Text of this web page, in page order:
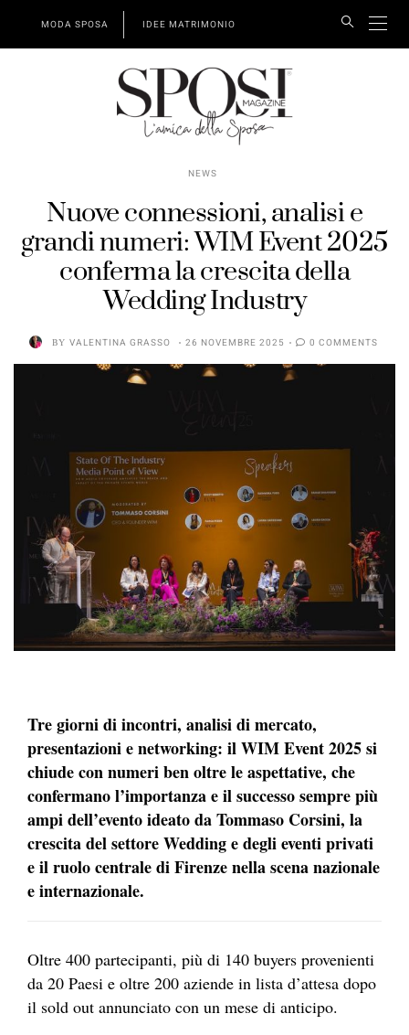
MODA SPOSA IDEE MATRIMONIO
NEWS
Nuove connessioni, analisi e
grandi numeri: WIM Event 2025
conferma la crescita della
Wedding Industry
BY VALENTINA GRASSO 26 NOVEMBRE 2025 0 COMMENTS
Tre giorni di incontri, analisi di mercato,
presentazioni e networking: il WIM Event 2025 si
chiude con numeri ben oltre le aspettative, che
confermano l’importanza e il successo sempre più
ampi dell’evento ideato da Tommaso Corsini, la
crescita del settore Wedding e degli eventi privati
e il ruolo centrale di Firenze nella scena nazionale
e internazionale.
Oltre 400 partecipanti, più di 140 buyers provenienti
da 20 Paesi e oltre 200 aziende in lista d’attesa dopo
il sold out annunciato con un mese di anticipo.